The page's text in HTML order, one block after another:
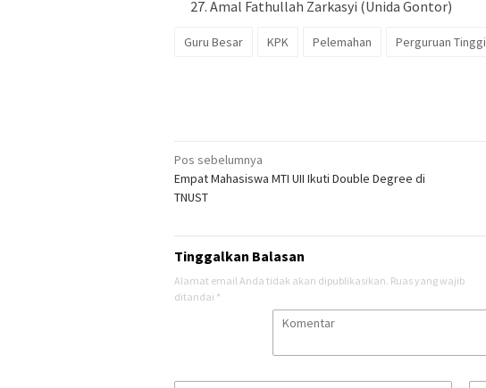
Amal Fathullah Zarkasyi (Unida Gontor)
Guru Besar KPK Pelemahan Perguruan Tinggi
Navigasi
pos
Pos sebelumnya
Empat Mahasiswa MTI UII Ikuti Double Degree di
TNUST
Tinggalkan Balasan
Alamat email Anda tidak akan dipublikasikan. Ruas yang wajib
ditandai *